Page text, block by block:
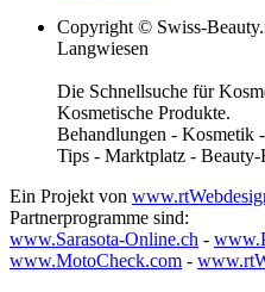
Copyright © Swiss-
Langwiesen
Die Schnellsuche für
Kosmetische Produkte.
Behandlungen - Kosmetik
Tips - Marktplatz - Beauty-
Ein Projekt von
Partnerprogramme sind:
www.Sarasota-Online.ch -
www.MotoCheck.com -